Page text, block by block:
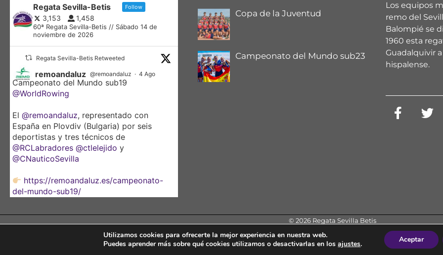
Regata Sevilla-Betis Follow
3,153 1,458
60ª Regata Sevilla-Betis // Sábado 14 de
noviembre de 2026
Regata Sevilla-Betis Retweeted
remoandaluz @remoandaluz · 4 Ago
Campeonato del Mundo sub19
@WorldRowing
El @remoandaluz, representado con
España en Plovdiv (Bulgaria) por seis
deportistas y tres técnicos de
@RCLabradores @ctlelejido y
@CNauticoSevilla
https://remoandaluz.es/campeonato-
del-mundo-sub19/
@DeporteAND
Copa de la Juventud
Campeonato del Mundo sub23
Los equipos
remo del
Balompié se
1960 esta
Guadalquivir
hispalense.
© 2026 Regata Sevilla Betis
Aviso Legal
Política de Privacidad
Política de Cookies
Diseño web byJ.J.G.H(Generawebs / Expert-Tec Informática)
Utilizamos cookies para ofrecerte la mejor experiencia en nuestra web.
Puedes aprender más sobre qué cookies utilizamos o desactivarlas en losajustes. Aceptar